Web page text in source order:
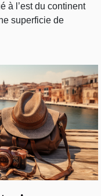
à l’est du continent
superficie de